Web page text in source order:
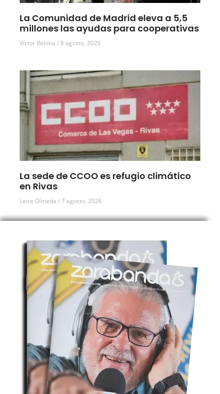
La Comunidad de Madrid eleva a 5,5
millones las ayudas para cooperativas
Víctor Reloba 8 agosto, 2026
La sede de CCOO es refugio climático
en Rivas
Leire Olmeda 7 agosto, 2026